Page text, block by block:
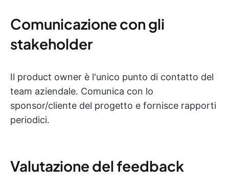
Comunicazione con gli
stakeholder
Il product owner è l'unico punto di contatto del
team aziendale. Comunica con lo
sponsor/cliente del progetto e fornisce rapporti
periodici.
Valutazione del feedback